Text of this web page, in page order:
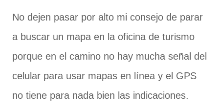
No dejen pasar por alto mi consejo de parar
a buscar un mapa en la oficina de turismo
porque en el camino no hay mucha señal del
celular para usar mapas en línea y el GPS
no tiene para nada bien las indicaciones.